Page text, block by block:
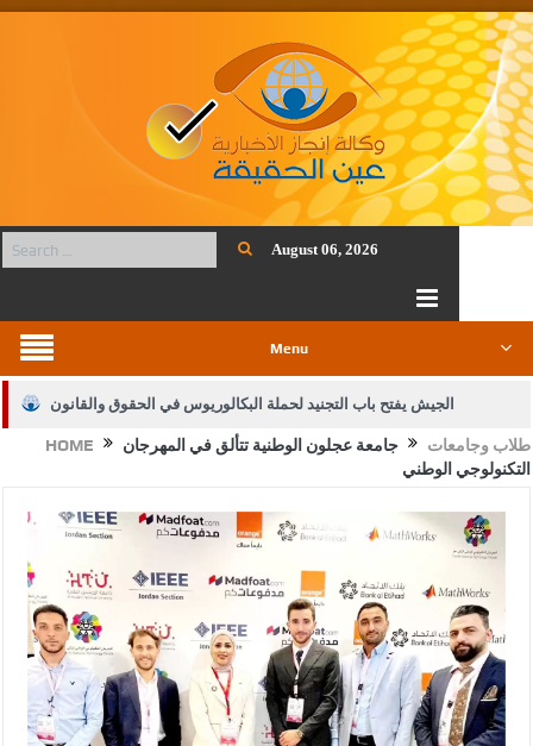
August 06, 2026
Menu
الجيش يفتح باب التجنيد لحملة البكالوريوس في الحقوق والقانون
بيان اجتماع عمّان:دعم الوصاية الهاشمية التاريخية على المقدسات
الأمن يتلف 16 مليون حبة كبتاجون و1480 كغم مواد مخدرة
النواب يقر مشروع تعديل قانون الملكية العقارية
القاضي يلتقي رؤساء تحرير الصحف اليومية ويؤكد حرص مجلس النواب
على شراكة فاعلة مع الإعلام
دعوة المكلفين بخدمة العلم (الدفعة الثالثة) إلى مراجعة منصة خدمة
HOME طلاب وجامعات
جامعة عجلون الوطنية تتألق في المهرجان
التكنولوجي الوطني